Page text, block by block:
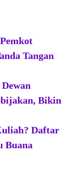
Tangan
Bikin
Daftar
Buana